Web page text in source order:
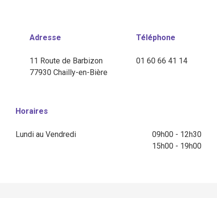
Adresse
11 Route de Barbizon
77930 Chailly-en-Bière
Téléphone
01 60 66 41 14
Horaires
Lundi au Vendredi
09h00 - 12h30
15h00 - 19h00